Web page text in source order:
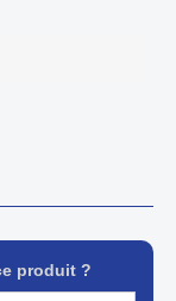
produit ?